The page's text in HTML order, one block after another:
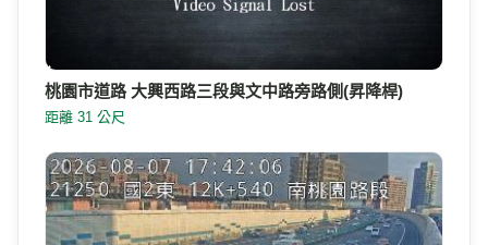
桃園市道路 大興西路三段與文中路旁路側(昇降桿)
距離 31 公尺